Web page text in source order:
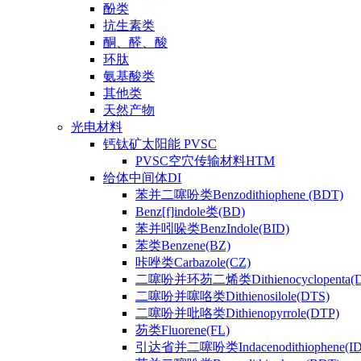
酚类
抗生素类
酮、醛、酸
环肽
氨基酸类
其他类
天然产物
光电材料
钙钛矿太阳能 PVSC
PVSC空穴传输材料HTM
给体中间体DI
苯并二噻吩类Benzodithiophene (BDT)
Benz[f]indole类(BD)
苯并吲哚类BenzIndole(BID)
苯类Benzene(BZ)
咔唑类Carbazole(CZ)
二噻吩并环芴二烯类
二噻吩并噻咯类Dithienosilole(DTS)
二噻吩并吡咯类Dithienopyrrole(DTP)
芴类Fluorene(FL)
引达省并二噻吩类